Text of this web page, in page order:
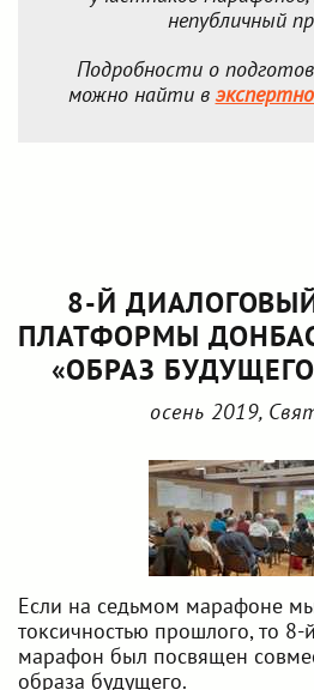
непубличный
Подробности о
можно найти в
8-Й
ПЛАТФОРМЫ
«ОБРАЗ
осень 2019,
Если на седьмом марафоне
токсичностью прошлого, то
марафон был посвящен
образа будущего.